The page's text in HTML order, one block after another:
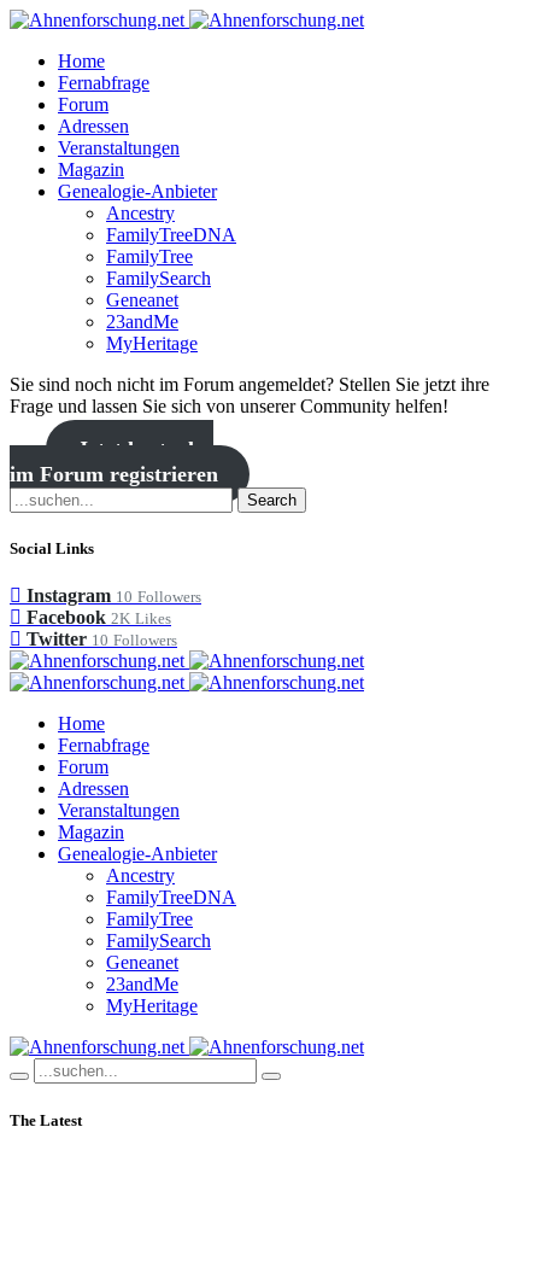
Home
Fernabfrage
Forum
Adressen
Veranstaltungen
Magazin
Genealogie-Anbieter
Ancestry
FamilyTreeDNA
FamilyTree
FamilySearch
Geneanet
23andMe
MyHeritage
Sie sind noch nicht im Forum angemeldet? Stellen Sie jetzt ihre
Frage und lassen Sie sich von unserer Community helfen!
Jetzt kostenlos
im Forum registrieren
Search
Social Links
Instagram 10 Followers
Facebook 2K Likes
Twitter 10 Followers
Home
Fernabfrage
Forum
Adressen
Veranstaltungen
Magazin
Genealogie-Anbieter
Ancestry
FamilyTreeDNA
FamilyTree
FamilySearch
Geneanet
23andMe
MyHeritage
The Latest